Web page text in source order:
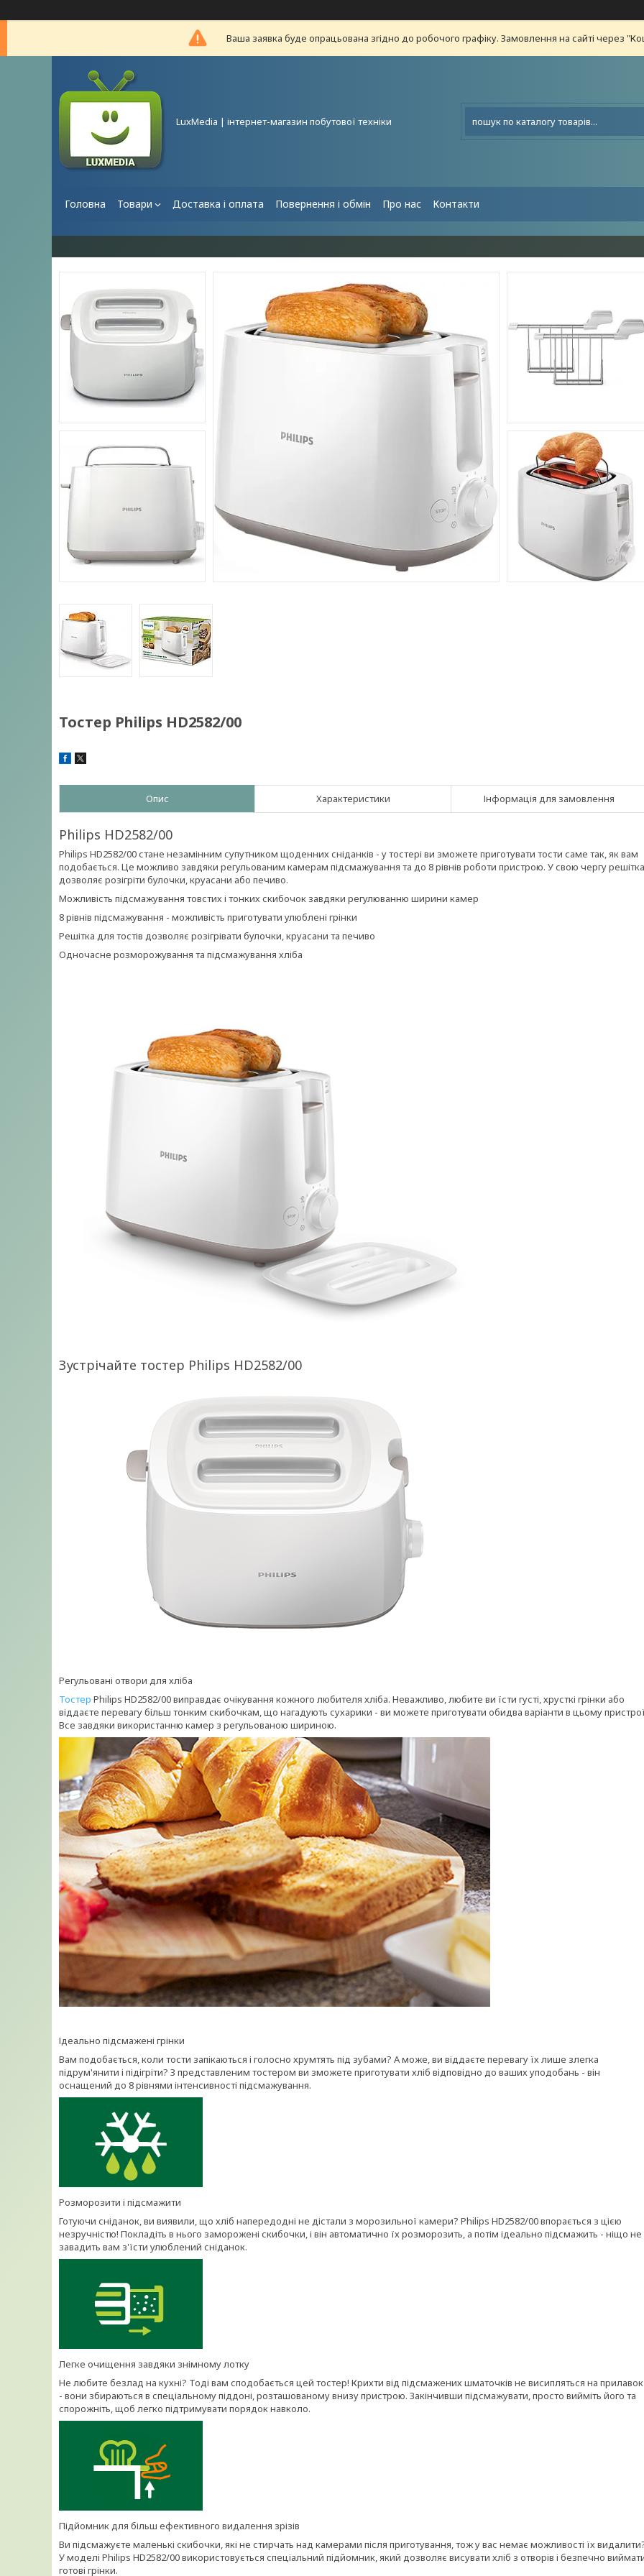
Ваша заявка буде опрацьована згідно до робочого графіку. Замовлення на сайті через
LuxMedia | інтернет-магазин побутової техніки
Головна Товари Доставка і оплата Повернення і обмін Про нас Контакти
Тостер Philips HD2582/00
Опис Характеристики Інформація для замовлення
Philips HD2582/00
Philips HD2582/00 стане незамінним супутником щоденних сніданків - у тостері ви зможете приготувати тости саме так, як вам
подобається. Це можливо завдяки регульованим камерам підсмажування та до 8 рівнів роботи пристрою. У свою чергу решітка
дозволяє розігріти булочки, круасани або печиво.
Можливість підсмажування товстих і тонких скибочок завдяки регулюванню ширини камер
8 рівнів підсмажування - можливість приготувати улюблені грінки
Решітка для тостів дозволяє розігрівати булочки, круасани та печиво
Одночасне розморожування та підсмажування хліба
Зустрічайте тостер Philips HD2582/00
Регульовані отвори для хліба
Тостер Philips HD2582/00 виправдає очікування кожного любителя хліба. Неважливо, любите ви їсти густі, хрусткі грінки або
віддаєте перевагу більш тонким скибочкам, що нагадують сухарики - ви можете приготувати обидва варіанти в цьому
Все завдяки використанню камер з регульованою шириною.
Ідеально підсмажені грінки
Вам подобається, коли тости запікаються і голосно хрумтять під зубами? А може, ви віддаєте перевагу їх лише злегка
підрум'янити і підігріти? З представленим тостером ви зможете приготувати хліб відповідно до ваших уподобань - він
оснащений до 8 рівнями інтенсивності підсмажування.
Розморозити і підсмажити
Готуючи сніданок, ви виявили, що хліб напередодні не дістали з морозильної камери? Philips HD2582/00 впорається з цією
незручністю! Покладіть в нього заморожені скибочки, і він автоматично їх розморозить, а потім ідеально підсмажить - ніщо не
завадить вам з'їсти улюблений сніданок.
Легке очищення завдяки знімному лотку
Не любите безлад на кухні? Тоді вам сподобається цей тостер! Крихти від підсмажених шматочків не висипляться на прилавок
- вони збираються в спеціальному піддоні, розташованому внизу пристрою. Закінчивши підсмажувати, просто вийміть його та
спорожніть, щоб легко підтримувати порядок навколо.
Підйомник для більш ефективного видалення зрізів
Ви підсмажуєте маленькі скибочки, які не стирчать над камерами після приготування, тож у вас немає можливості їх
У моделі Philips HD2582/00 використовується спеціальний підйомник, який дозволяє висувати хліб з отворів і безпечно
готові грінки.